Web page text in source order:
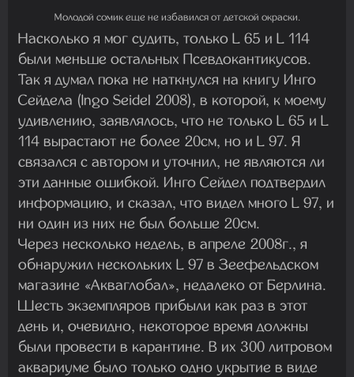
Молодой сомик еще не избавился от детской окраски.
Насколько я мог судить, только L 65 и L 114
были меньше остальных Псевдокантикусов.
Так я думал пока не наткнулся на книгу Инго
Сейдела (Ingo Seidel 2008), в которой, к моему
удивлению, заявлялось, что не только L 65 и L
114 вырастают не более 20см, но и L 97. Я
связался с автором и уточнил, не являются ли
эти данные ошибкой. Инго Сейдел подтвердил
информацию, и сказал, что видел много L 97, и
ни один из них не был больше 20см.
Через несколько недель, в апреле 2008г., я
обнаружил нескольких L 97 в Зеефельдском
магазине «Акваглобал», недалеко от Берлина.
Шесть экземпляров прибыли как раз в этот
день и, очевидно, некоторое время должны
были провести в карантине. В их 300 литровом
аквариуме было только одно укрытие в виде